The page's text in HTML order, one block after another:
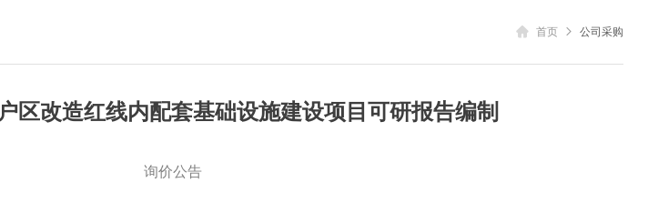
 首页  公司采购
区改造红线内配套基础设施建设项目可研报告编制
询价公告